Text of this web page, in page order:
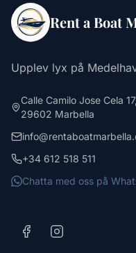
Rent a Boat
Upplev lyx på
Calle Camilo Jose Cela
29602 Marbella
+34 612 518 511
Chatta med oss på